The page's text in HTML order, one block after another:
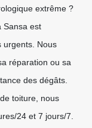
extrême ?
Sansa est
urgents. Nous
réparation ou sa
des dégâts.
toiture, nous
24 et 7 jours/7.